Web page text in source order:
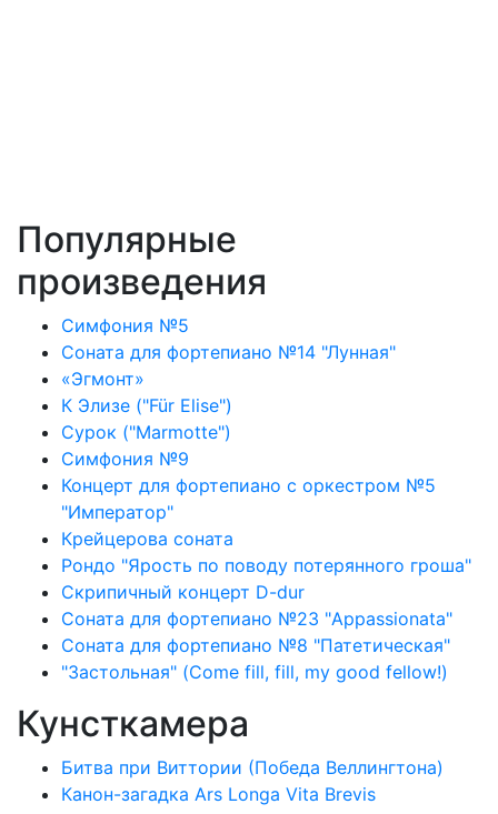
Популярные
произведения
Симфония №5
Соната для фортепиано №14 "Лунная"
«Эгмонт»
К Элизе ("Für Elise")
Сурок ("Marmotte")
Симфония №9
Концерт для фортепиано с оркестром №5
"Император"
Крейцерова соната
Рондо "Ярость по поводу потерянного гроша"
Скрипичный концерт D-dur
Соната для фортепиано №23 "Appassionata"
Соната для фортепиано №8 "Патетическая"
"Застольная" (Come fill, fill, my good fellow!)
Кунсткамера
Битва при Виттории (Победа Веллингтона)
Канон-загадка Ars Longa Vita Brevis